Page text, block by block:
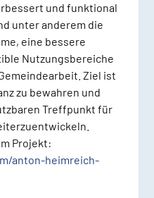
und funktional
unter anderem die
eine bessere
Nutzungsbereiche
. Ziel ist
zu bewahren und
Treffpunkt für
Projekt:
anton-heimreich-